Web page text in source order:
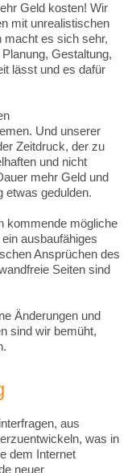
Geld kosten! Wir
mit unrealistischen
macht es sich sehr,
Gestaltung,
lässt und es dafür
Und unserer
Zeitdruck, der zu
und nicht
mehr Geld und
etwas gedulden.
kommende mögliche
ausbaufähiges
Ansprüchen des
Seiten sind
Änderungen und
sind wir bemüht,
aus
was in
dem Internet
neuer